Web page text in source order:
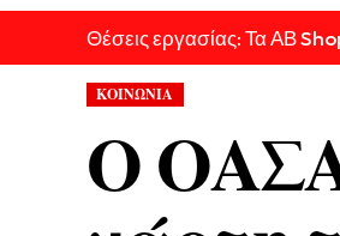
Θέσεις εργασίας: Τα ΑΒ
ΚΟΙΝΩΝΙΑ
Ο ΟΑΣΑ